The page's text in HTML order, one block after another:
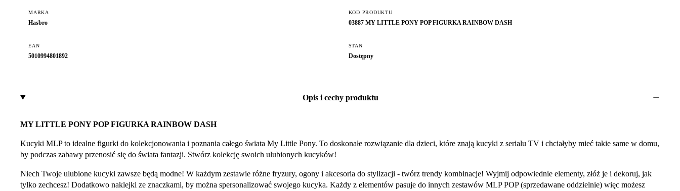
MARKA
Hasbro
KOD PRODUKTU
03887 MY LITTLE PONY POP FIGURKA RAINBOW DASH
EAN
5010994801892
STAN
Dostępny
Opis i cechy produktu
MY LITTLE PONY POP FIGURKA RAINBOW DASH
Kucyki MLP to idealne figurki do kolekcjonowania i poznania całego świata My Little Pony. To doskonałe rozwiązanie dla dzieci, które znają kucyki z serialu TV i chciałyby mieć takie same w domu,
by podczas zabawy przenosić się do świata fantazji. Stwórz kolekcję swoich ulubionych kucyków!
Niech Twoje ulubione kucyki zawsze będą modne! W każdym zestawie różne fryzury, ogony i akcesoria do stylizacji - twórz trendy kombinacje! Wyjmij odpowiednie elementy, złóż je i dekoruj, jak
tylko zechcesz! Dodatkowo naklejki ze znaczkami, by można spersonalizować swojego kucyka. Każdy z elementów pasuje do innych zestawów MLP POP (sprzedawane oddzielnie) więc możesz